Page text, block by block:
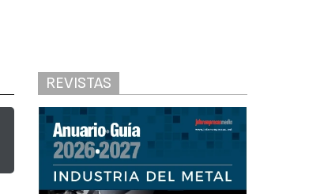
REVISTAS